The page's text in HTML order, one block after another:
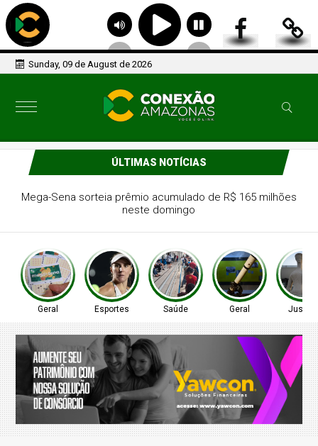
Sunday, 09 de August de 2026
ÚLTIMAS NOTÍCIAS
Tenista Bia Haddad anuncia pausa na carreira neste
segundo semestre
Geral Esportes Saúde Geral Justiça